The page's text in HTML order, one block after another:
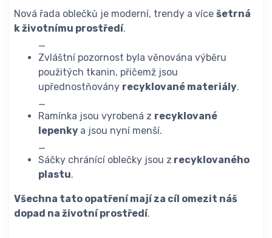
Nová řada oblečků je moderní, trendy a více šetrná
k životnímu prostředí.
_
Zvláštní pozornost byla věnována výběru
použitých tkanin, přičemž jsou
upřednostňovány recyklované materiály.
_
Ramínka jsou vyrobená z recyklované
lepenky a jsou nyní menší.
_
Sáčky chránící oblečky jsou z recyklovaného
plastu.
Všechna tato opatření mají za cíl omezit náš
dopad na životní prostředí.